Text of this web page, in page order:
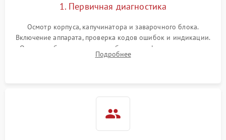
1. Первичная диагностика
Осмотр корпуса, капучинатора и заварочного блока.
Включение аппарата, проверка кодов ошибок и индикации.
Оценка работы помпы, термоблока и кофемолки на слух.
Измерение температуры и давления воды для выявления
Подробнее